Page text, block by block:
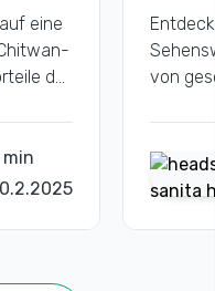
eine
der
min
von